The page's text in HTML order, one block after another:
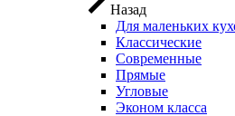
Назад
Для маленьких
Классические
Современные
Прямые
Угловые
Эконом класса